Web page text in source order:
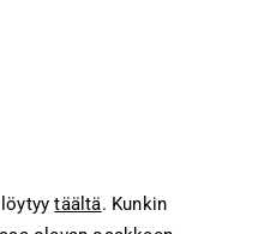
löytyytäältä. Kunkin